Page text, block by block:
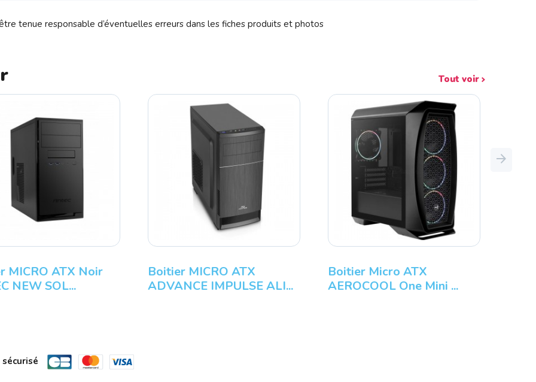
tenue responsable d’éventuelles erreurs dans les fiches produits et photos
Tout voir
MICRO ATX Noir
NEW SOL...
Boitier MICRO ATX
ADVANCE IMPULSE ALI...
Boitier Micro ATX
AEROCOOL One Mini ...
Next